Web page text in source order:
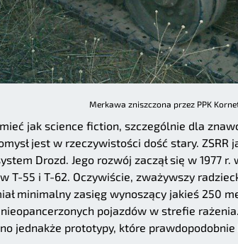
Merkawa zniszczona przez PPK
jak science fiction, szczególnie dla
jest w rzeczywistości dość stary. ZSRR
Drozd. Jego rozwój zaczął się w 1977
T-55 i T-62. Oczywiście, zważywszy
minimalny zasięg wynoszący jakieś 250
pojazdów w strefie
jednakże prototypy, które